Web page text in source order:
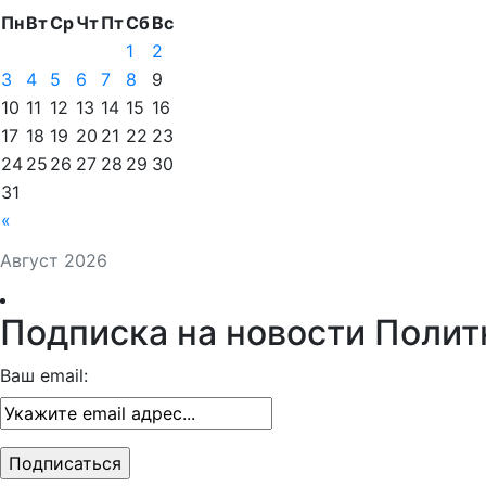
Август 2026
ПнВтСрЧтПтСбВс
«
1
2
3
4 5 6 7 8
9
10 11 12 13 14 15 16
17 18 19 20 21 22 23
24 25 26 27 28 29 30
31
Подписка на новости
Ваш email: